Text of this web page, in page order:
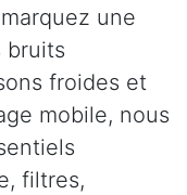
une
bruits
froides et
mobile, nous
filtres,